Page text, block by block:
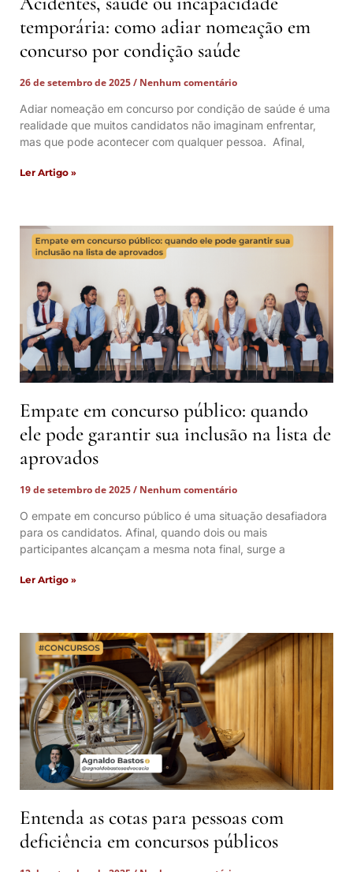
temporária: como adiar nomeação em
concurso por condição saúde
26 de setembro de 2025
Nenhum comentário
Adiar nomeação em concurso por condição de saúde é uma
realidade que muitos candidatos não imaginam enfrentar,
mas que pode acontecer com qualquer pessoa. Afinal,
Ler Artigo »
Empate em concurso público: quando
ele pode garantir sua inclusão na lista de
aprovados
19 de setembro de 2025
Nenhum comentário
O empate em concurso público é uma situação desafiadora
para os candidatos. Afinal, quando dois ou mais
participantes alcançam a mesma nota final, surge a
Ler Artigo »
Entenda as cotas para pessoas com
deficiência em concursos públicos